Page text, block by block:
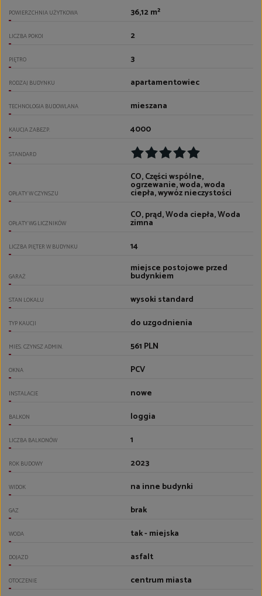
POWIERZCHNIA UŻYTKOWA 36,12 m²
LICZBA POKOI 2
PIĘTRO 3
RODZAJ BUDYNKU apartamentowiec
TECHNOLOGIA BUDOWLANA mieszana
KAUCJA ZABEZP. 4000
STANDARD
OPŁATY W CZYNSZU
CO, Części wspólne,
ogrzewanie, woda, woda
ciepła, wywóz nieczystości
OPŁATY WG LICZNIKÓW
CO, prąd, Woda ciepła, Woda
zimna
LICZBA PIĘTER W BUDYNKU 14
GARAŻ
miejsce postojowe przed
budynkiem
STAN LOKALU wysoki standard
TYP KAUCJI do uzgodnienia
MIES. CZYNSZ ADMIN. 561 PLN
OKNA PCV
INSTALACJE nowe
BALKON loggia
LICZBA BALKONÓW 1
ROK BUDOWY 2023
WIDOK na inne budynki
GAZ brak
WODA tak - miejska
DOJAZD asfalt
OTOCZENIE centrum miasta